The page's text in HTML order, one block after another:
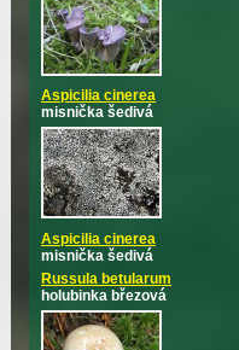
Aspicilia cinerea
misnička šedivá
Aspicilia cinerea
misnička šedivá
Russula betularum
holubinka březová